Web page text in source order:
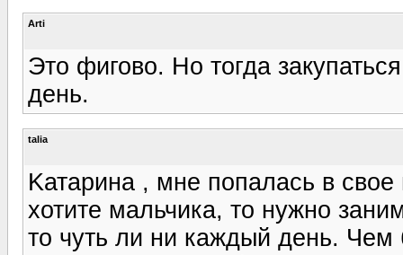
Arti
Это фигово. Но тогда
день.
talia
Kатарина , мне попалась в
хотите мальчика, то нужно
то чуть ли ни каждый день. Чем